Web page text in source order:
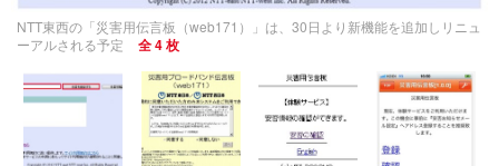
NTT東西の「災害用伝言板（web171）」は、30日より新機能を追加しリニュ
ーアルされる予定
全 4 枚